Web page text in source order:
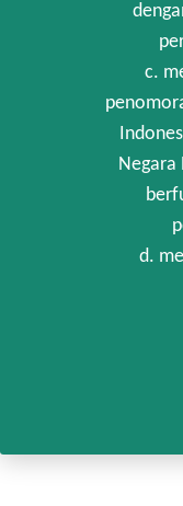
c.
Negara
d.